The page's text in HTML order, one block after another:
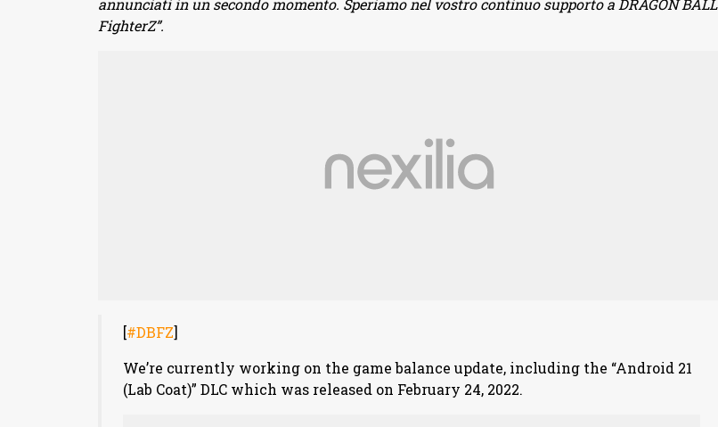
annunciati in un secondo momento. Speriamo nel vostro continuo supporto a DRAGON BALL
FighterZ”.
[#DBFZ]
We’re currently working on the game balance update, including the “Android 21
(Lab Coat)” DLC which was released on February 24, 2022.